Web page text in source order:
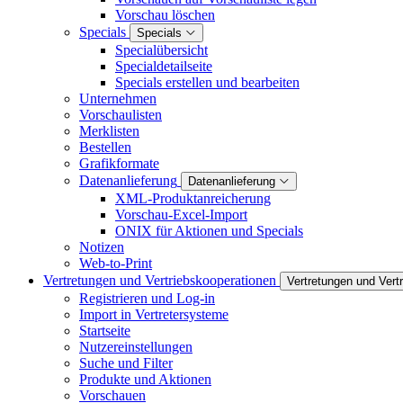
Vorschau löschen
Specials
Specials
Specialübersicht
Specialdetailseite
Specials erstellen und bearbeiten
Unternehmen
Vorschaulisten
Merklisten
Bestellen
Grafikformate
Datenanlieferung
Datenanlieferung
XML-Produktanreicherung
Vorschau-Excel-Import
ONIX für Aktionen und Specials
Notizen
Web-to-Print
Vertretungen und Vertriebskooperationen
Vertretungen und
Registrieren und Log-in
Import in Vertretersysteme
Startseite
Nutzereinstellungen
Suche und Filter
Produkte und Aktionen
Vorschauen